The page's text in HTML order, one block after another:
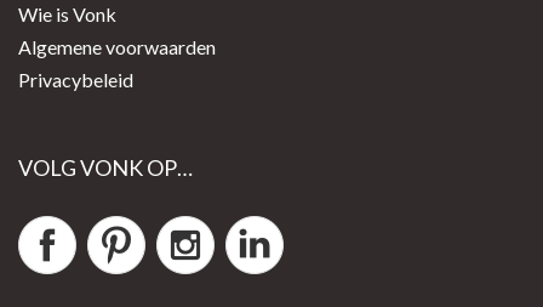
Wie is Vonk
Algemene voorwaarden
Privacybeleid
VOLG VONK OP…